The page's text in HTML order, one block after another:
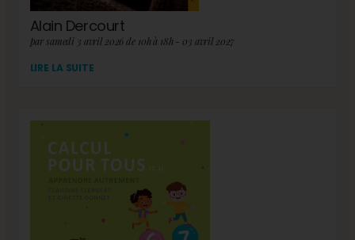
Alain Dercourt
par samedi 3 avril 2026 de 10h à 18h - 03 avril 2027
LIRE LA SUITE